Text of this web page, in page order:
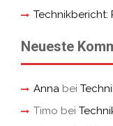
Technikbericht:
Neueste
Anna bei
Timo bei